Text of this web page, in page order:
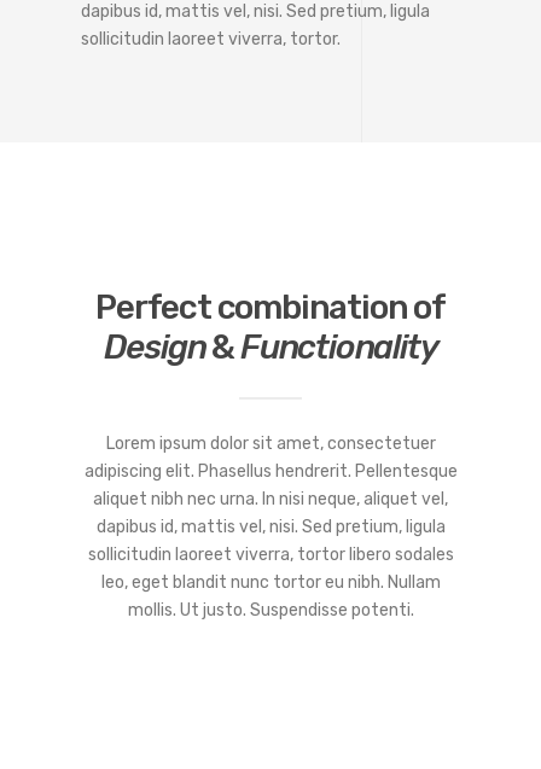
dapibus id, mattis vel, nisi. Sed pretium, ligula
sollicitudin laoreet viverra, tortor.
Perfect combination of
Design&Functionality
Lorem ipsum dolor sit amet, consectetuer
adipiscing elit. Phasellus hendrerit. Pellentesque
aliquet nibh nec urna. In nisi neque, aliquet vel,
dapibus id, mattis vel, nisi. Sed pretium, ligula
sollicitudin laoreet viverra, tortor libero sodales
leo, eget blandit nunc tortor eu nibh. Nullam
mollis. Ut justo. Suspendisse potenti.